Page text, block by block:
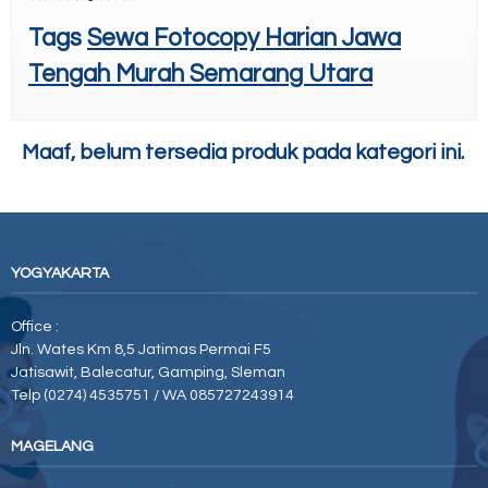
Tags Sewa Fotocopy Harian Jawa
Tengah Murah Semarang Utara
Maaf, belum tersedia produk pada kategori ini.
YOGYAKARTA
Office :
Jln. Wates Km 8,5 Jatimas Permai F5
Jatisawit, Balecatur, Gamping, Sleman
Telp (0274) 4535751 / WA 085727243914
MAGELANG